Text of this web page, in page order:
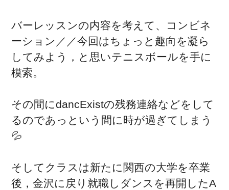
バーレッスンの内容を考えて、コンビネ
ーション／／今回はちょっと趣向を凝ら
してみよう，と思いテニスボールを手に
模索。
その間にdancExistの残務連絡などをして
るのであっという間に時が過ぎてしまう
💦
そしてクラスは新たに関西の大学を卒業
後，金沢に戻り就職しダンスを再開したA